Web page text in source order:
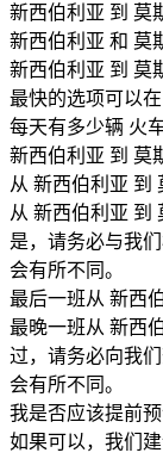
新西伯利亚 到 莫
新西伯利亚 和 莫
新西伯利亚 到 莫
最快的选项可以在
每天有多少辆 火
新西伯利亚 到 莫
从 新西伯利亚 到
从 新西伯利亚 到
是，请务必与我
会有所不同。
最后一班从 新西
最晚一班从 新西
过，请务必向我
会有所不同。
我是否应该提前
如果可以，我们